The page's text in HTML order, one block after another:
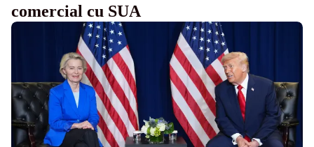
comercial cu SUA